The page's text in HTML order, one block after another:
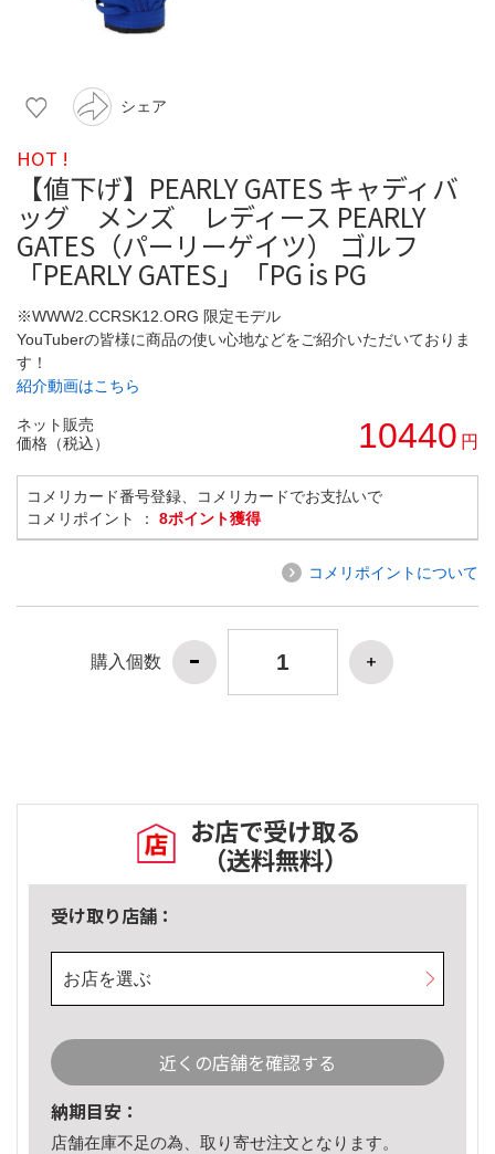
シェア
HOT !
【値下げ】PEARLY GATES キャディバ
ッグ メンズ レディース PEARLY
GATES（パーリーゲイツ） ゴルフ
「PEARLY GATES」「PG is PG
※WWW2.CCRSK12.ORG 限定モデル
YouTuberの皆様に商品の使い心地などをご紹介いただいておりま
す！
紹介動画はこちら
ネット販売
価格（税込）
10440 円
コメリカード番号登録、コメリカードでお支払いで
コメリポイント ： 8ポイント獲得
コメリポイントについて
購入個数
お店で受け取る
（送料無料）
受け取り店舗：
お店を選ぶ
近くの店舗を確認する
納期目安：
店舗在庫不足の為、取り寄せ注文となります。